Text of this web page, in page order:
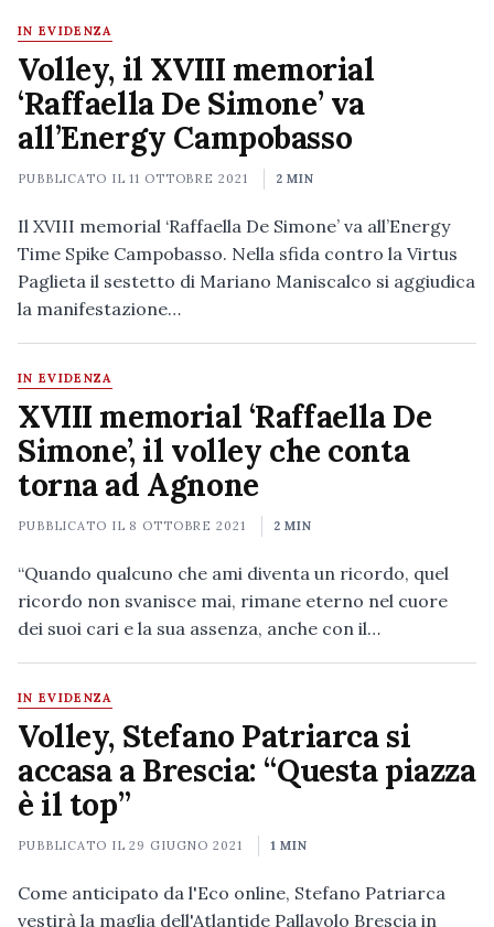
IN EVIDENZA
Volley, il XVIII memorial
‘Raffaella De Simone’ va
all’Energy Campobasso
PUBBLICATO IL11 OTTOBRE 2021 2 MIN
Il XVIII memorial ‘Raffaella De Simone’ va all’Energy
Time Spike Campobasso. Nella sfida contro la Virtus
Paglieta il sestetto di Mariano Maniscalco si aggiudica
la manifestazione…
IN EVIDENZA
XVIII memorial ‘Raffaella De
Simone’, il volley che conta
torna ad Agnone
PUBBLICATO IL 8 OTTOBRE 2021 2 MIN
“Quando qualcuno che ami diventa un ricordo, quel
ricordo non svanisce mai, rimane eterno nel cuore
dei suoi cari e la sua assenza, anche con il…
IN EVIDENZA
Volley, Stefano Patriarca si
accasa a Brescia: “Questa piazza
è il top”
PUBBLICATO IL29 GIUGNO 2021 1 MIN
Come anticipato da l'Eco online, Stefano Patriarca
vestirà la maglia dell'Atlantide Pallavolo Brescia in